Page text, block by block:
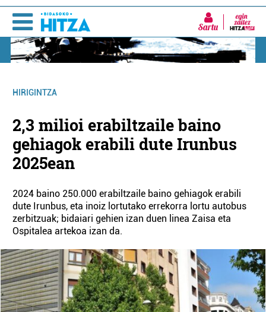
Sartu
HIRIGINTZA
2,3 milioi erabiltzaile baino
gehiagok erabili dute Irunbus
2025ean
2024 baino 250.000 erabiltzaile baino gehiagok erabili
dute Irunbus, eta inoiz lortutako errekorra lortu autobus
zerbitzuak; bidaiari gehien izan duen linea Zaisa eta
Ospitalea artekoa izan da.